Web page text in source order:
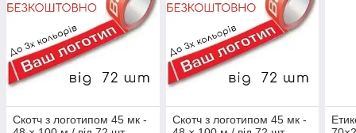
Скотч з логотипом 45 мк -
Скотч з логотипом 45 мк -